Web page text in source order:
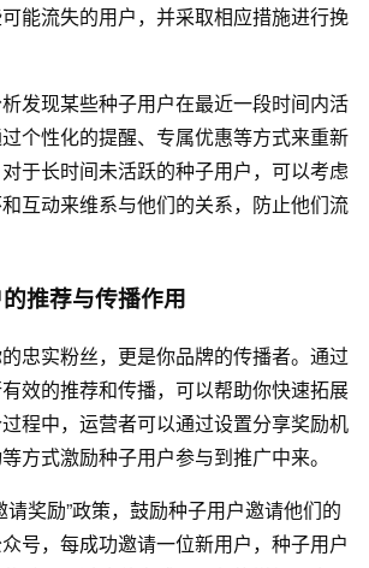
能流失的用户，并采取相应措施进行挽
发现某些种子用户在最近一段时间内活
个性化的提醒、专属优惠等方式来重新
于长时间未活跃的种子用户，可以考虑
互动来维系与他们的关系，防止他们流
推荐与传播作用
忠实粉丝，更是你品牌的传播者。通过
效的推荐和传播，可以帮助你快速拓展
程中，运营者可以通过设置分享奖励机
方式激励种子用户参与到推广中来。
请奖励”政策，鼓励种子用户邀请他们的
号，每成功邀请一位新用户，种子用户